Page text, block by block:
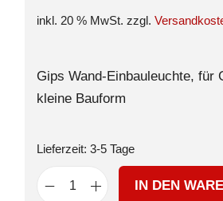
inkl. 20 % MwSt. zzgl.
Gips Wand-Einbauleuchte, für
kleine Bauform
Lieferzeit: 3-5 Tage
IN DEN